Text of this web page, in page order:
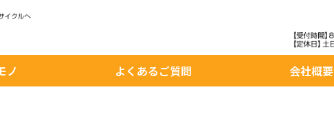
ノ よくあるご質問 会社概要